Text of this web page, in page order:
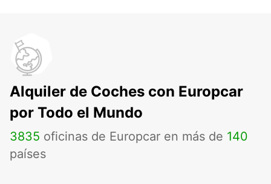
Alquiler de Coches con Europcar
por Todo el Mundo
3835 oficinas de Europcar en más de 140
países